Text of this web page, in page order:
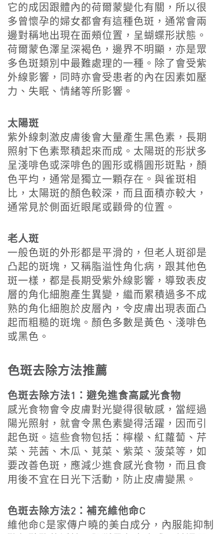
它的成因跟體內的荷爾蒙變化有關，所以很
多曾懷孕的婦女都會有這種色斑，通常會兩
邊對稱地出現在面頰位置，呈蝴蝶形狀態。
荷爾蒙色澤呈深褐色，邊界不明顯，亦是眾
多色斑類別中最難處理的一種。除了會受紫
外線影響，同時亦會受患者的內在因素如壓
力、失眠、情緒等所影響。
太陽斑
紫外線刺激皮膚後會大量產生黑色素，長期
照射下色素聚積起來而成。太陽斑的形狀多
呈淺啡色或深啡色的圓形或橢圓形斑點，顏
色平均，通常是獨立一顆存在。與雀斑相
比，太陽斑的顏色較深，而且面積亦較大，
通常見於側面近眼尾或顴骨的位置。
老人斑
一般色斑的外形都是平滑的，但老人斑卻是
凸起的斑塊，又稱脂溢性角化病，跟其他色
斑一樣，都是長期受紫外線影響，導致表皮
層的角化細胞產生異變，繼而累積過多不成
熟的角化細胞於皮層內，令皮膚出現表面凸
起而粗糙的斑塊。顏色多數是黃色、淺啡色
或黑色。
色斑去除方法推薦
色斑去除方法1：避免進食高感光食物
感光食物會令皮膚對光變得很敏感，當經過
陽光照射，就會令黑色素變得活躍，因而引
起色斑。這些食物包括：檸檬、紅蘿蔔、芹
菜、芫茜、木瓜、莧菜、紫菜、菠菜等，如
要改善色斑，應減少進食感光食物，而且食
用後不宜在日光下活動，防止皮膚變黑。
色斑去除方法2：補充維他命C
維他命C是家傳户曉的美白成分，內服能抑制